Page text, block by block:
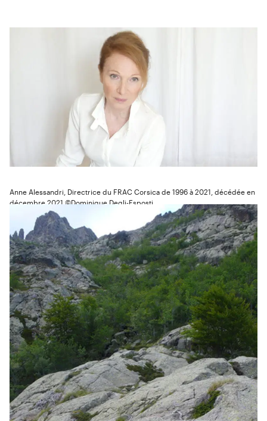
Anne Alessandri, Directrice du FRAC Corsica de 1996 à 2021, décédée en
décembre 2021 ©Dominique Degli-Esposti